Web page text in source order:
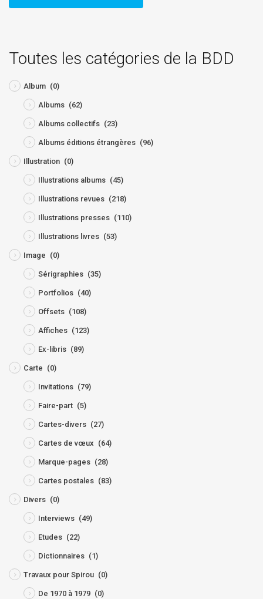
Toutes les catégories de la BDD
Album (0)
Albums (62)
Albums collectifs (23)
Albums éditions étrangères (96)
Illustration (0)
Illustrations albums (45)
Illustrations revues (218)
Illustrations presses (110)
Illustrations livres (53)
Image (0)
Sérigraphies (35)
Portfolios (40)
Offsets (108)
Affiches (123)
Ex-libris (89)
Carte (0)
Invitations (79)
Faire-part (5)
Cartes-divers (27)
Cartes de vœux (64)
Marque-pages (28)
Cartes postales (83)
Divers (0)
Interviews (49)
Etudes (22)
Dictionnaires (1)
Travaux pour Spirou (0)
De 1970 à 1979 (0)